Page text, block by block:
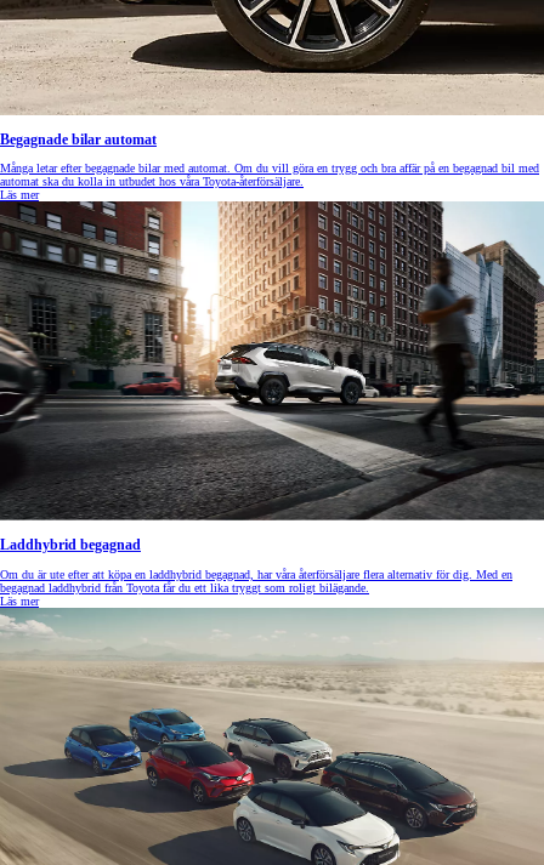
Begagnade bilar automat
Många letar efter begagnade bilar med automat. Om du vill göra en trygg och bra affär på en begagnad bil med
automat ska du kolla in utbudet hos våra Toyota-återförsäljare.
Läs mer
Laddhybrid begagnad
Om du är ute efter att köpa en laddhybrid begagnad, har våra återförsäljare flera alternativ för dig. Med en
begagnad laddhybrid från Toyota får du ett lika tryggt som roligt bilägande.
Läs mer